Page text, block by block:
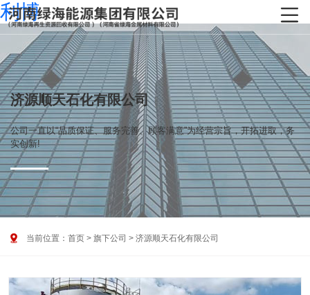
利博 
济源顺天石化有限公司
公司一直以“品质保证、服务完善、顾客满意”为经营宗旨，开拓进取，务
实创新!
 当前位置： 首页 > 旗下公司 > 济源顺天石化有限公司